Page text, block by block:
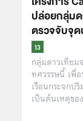
ปล่อยกลุ่มด
ตรวจจับจุด
กลุ่มดาวเทียม
ทศวรรษนี้ เพื่
เรือนกระจกป
เป็นต้นเหตุข